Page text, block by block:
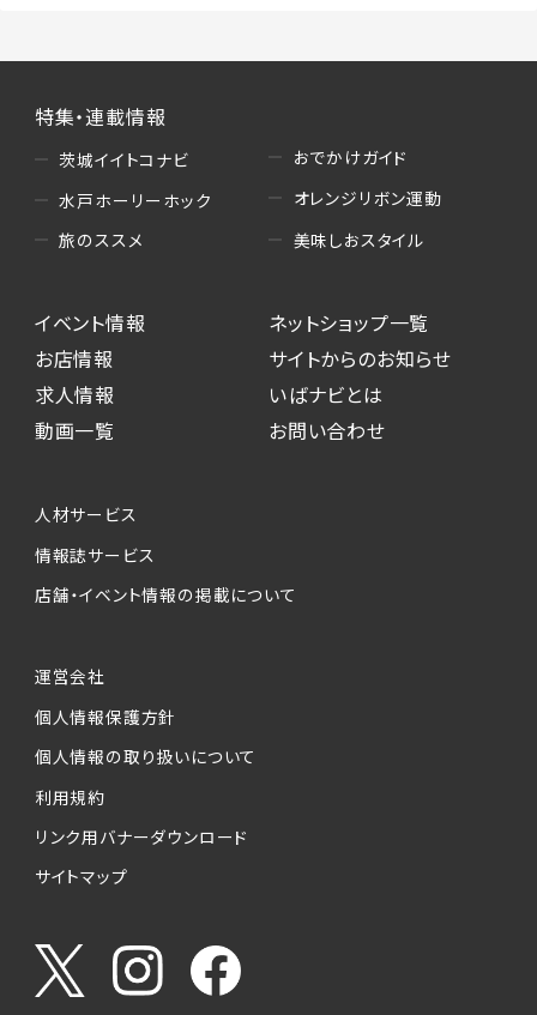
・読者プレゼント、アンケート等、当サービスが実
施するキャンペーンの抽選、当選者への連絡及
び発送 ・ユーザーの趣向や属性情報等の分析
（5）広告主への問い合わせ・応募等への対応
・本サービスを通じて求人広告に応募した際の
選考に関する連絡
・本サービスを通じて店舗への来店予約を登録
した際の内容確認、返答
本サービスが収集する個人情報は、ご本人の意
ービスの実施にあたりそれぞれ必要となる項目
を入力いただかない場合は、各々のサービスを
個人情報の第三者への提供について
当社は、以下の提供先に対して個人情報を提供
します。
(1)お客様が求人応募フォームより個人情報を
送信した事業主（広告主）への提供
お客様が求職活動・応募等を行った企業による
うやりとり・情報提供（採否・合否の検討を含み
ます）
特集・連載情報
茨城イイトコナビ
水戸ホーリーホック
旅のススメ
おでかけガイド
オレンジリボン運動
美味しおスタイル
イベント情報
お店情報
求人情報
動画一覧
ネットショップ一覧
サイトからのお知らせ
いばナビとは
お問い合わせ
人材サービス
情報誌サービス
店舗・イベント情報の掲載について
運営会社
個人情報保護方針
個人情報の取り扱いについて
利用規約
リンク用バナーダウンロード
サイトマップ